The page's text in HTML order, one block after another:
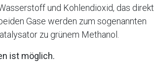
und Kohlendioxid, das direkt
Gase werden zum sogenannten
zu grünem Methanol.
ist möglich.